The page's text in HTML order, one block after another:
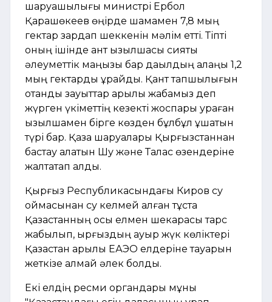
шаруашылығы министрі Ербол
Қарашөкеев өңірде шамамен 7,8 мың
гектар зардап шеккенін мәлім етті. Тіпті
оның ішінде қант қызылшасы сияқты
әлеуметтік маңызы бар дақылдың алаңы 1,2
мың гектарды құрайды. Қант тапшылығын
отандық зауыттар арқылы жабамыз деп
жүрген үкіметтің кезекті жоспары қураған
қызылшамен бірге көзден бұлбұл ұшатын
түрі бар. Қазақ шаруалары Қырғызстаннан
бастау алатын Шу және Талас өзендеріне
жалтақтап қалды.
Қырғыз Республикасындағы Киров су
қоймасынан су келмей қалған тұста
Қазақстанның осы елмен шекарасы тарс
жабылып, қырғыздың ауыр жүк көліктері
Қазақстан арқылы ЕАЭО елдеріне тауарын
жеткізе алмай әлек болды.
Екі елдің ресми органдары мұны